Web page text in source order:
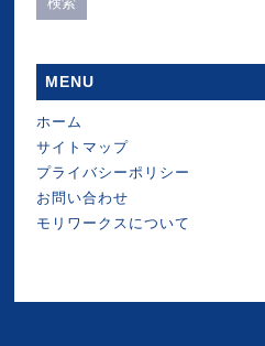
MENU
ホーム
サイトマップ
プライバシーポリシー
お問い合わせ
モリワークスについて